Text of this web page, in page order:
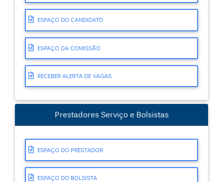
ESPAÇO DO CANDIDATO
ESPAÇO DA COMISSÃO
RECEBER ALERTA DE VAGAS
Prestadores Serviço e Bolsistas
ESPAÇO DO PRESTADOR
ESPAÇO DO BOLSISTA